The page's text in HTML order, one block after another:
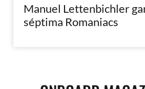
Manuel Lettenbichler
séptima Romaniacs